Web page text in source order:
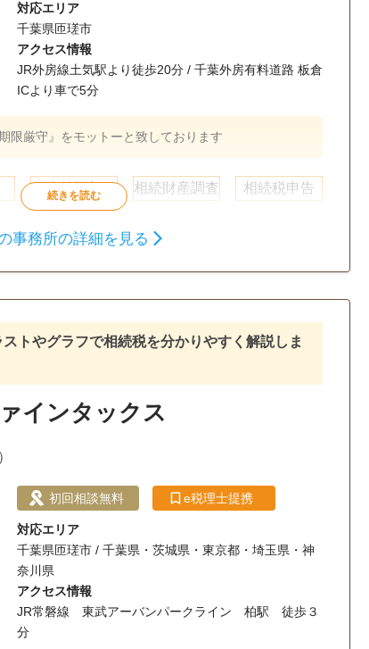
対応エリア
千葉県匝瑳市
アクセス情報
JR外房線土気駅より徒歩20分 / 千葉外房有料道路 板倉
ICより車で5分
限厳守』をモットーと致しております
生前贈与 相続財産調査 相続税申告
談可 初回相談無料 18時以降相談可
事務所の詳細を見る
トやグラフで相続税を分かりやすく解説しま
インタックス
）
初回相談無料 e税理士提携
対応エリア
千葉県匝瑳市 / 千葉県・茨城県・東京都・埼玉県・神
奈川県
アクセス情報
JR常磐線 東武アーバンパークライン 柏駅 徒歩３
分